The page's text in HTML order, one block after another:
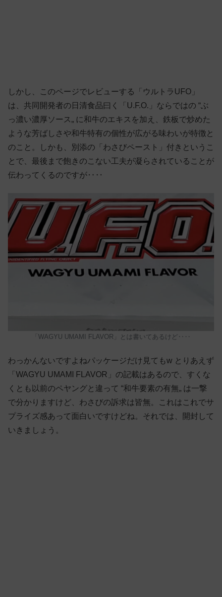
しかし、このページでレビューする「ウルトラUFO」
は、共同開発者の日清食品曰く「U.F.O.」ならではの “ぶ
っ濃い濃厚ソース„ に和牛のエキスを加え、鉄板で炒めた
ような芳ばしさや和牛特有の個性が広がる味わいが特徴と
のこと。しかも、別添の「わさびペースト」付きというこ
とで、最後まで飽きのこない工夫が凝らされていることが
伝わってくるのですが‥‥
「WAGYU UMAMI FLAVOR」とは書いてあるけど‥‥
わっかんないですよねパッケージだけ見てもw とりあえず
「WAGYU UMAMI FLAVOR」の記載はあるので、すくな
くとも以前のペヤングと違って “和牛要素の有無„ は一撃
で分かりますけど、わさびの訴求は皆無。これはこれでサ
プライズ感あって面白いですけどね。それでは、開封して
いきましょう。